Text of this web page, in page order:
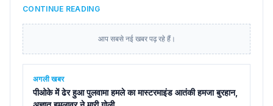
CONTINUE READING
आप सबसे नई खबर पढ़ रहे हैं।
अगली खबर
पीओके में ढेर हुआ पुलवामा हमले का मास्टरमाइंड आतंकी हमजा बुरहान,